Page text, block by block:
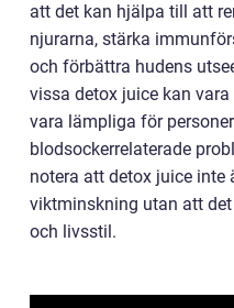
att det kan hjälpa till att
njurarna, stärka
och förbättra hudens
vissa detox juice kan
vara lämpliga för
blodsockerrelaterade
notera att detox juice inte
viktminskning utan att
och livsstil.